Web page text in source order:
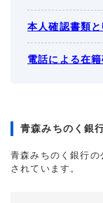
本人確認書類
電話による在
青森みちのく銀
青森みちのく銀行
されています。